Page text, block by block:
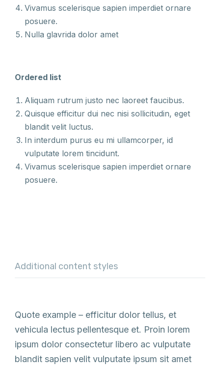
Vivamus scelerisque sapien imperdiet ornare
posuere.
Nulla glavrida dolor amet
Ordered list
Aliquam rutrum justo nec laoreet faucibus.
Quisque efficitur dui nec nisi sollicitudin, eget
blandit velit luctus.
In interdum purus eu mi ullamcorper, id
vulputate lorem tincidunt.
Vivamus scelerisque sapien imperdiet ornare
posuere.
Additional content styles
Quote example – efficitur dolor tellus, et
vehicula lectus pellentesque et. Proin lorem
ipsum dolor consectetur libero ac vulputate
blandit sapien velit vulputate ipsum sit amet